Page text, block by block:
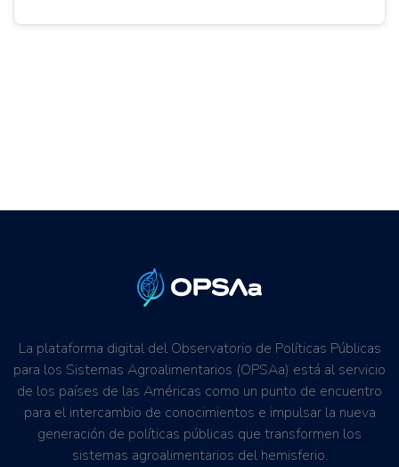
La plataforma digital del Observatorio de Políticas Públicas
para los Sistemas Agroalimentarios (OPSAa) está al servicio
de los países de las Américas como un punto de encuentro
para el intercambio de conocimientos e impulsar la nueva
generación de políticas públicas que transformen los
sistemas agroalimentarios del hemisferio.